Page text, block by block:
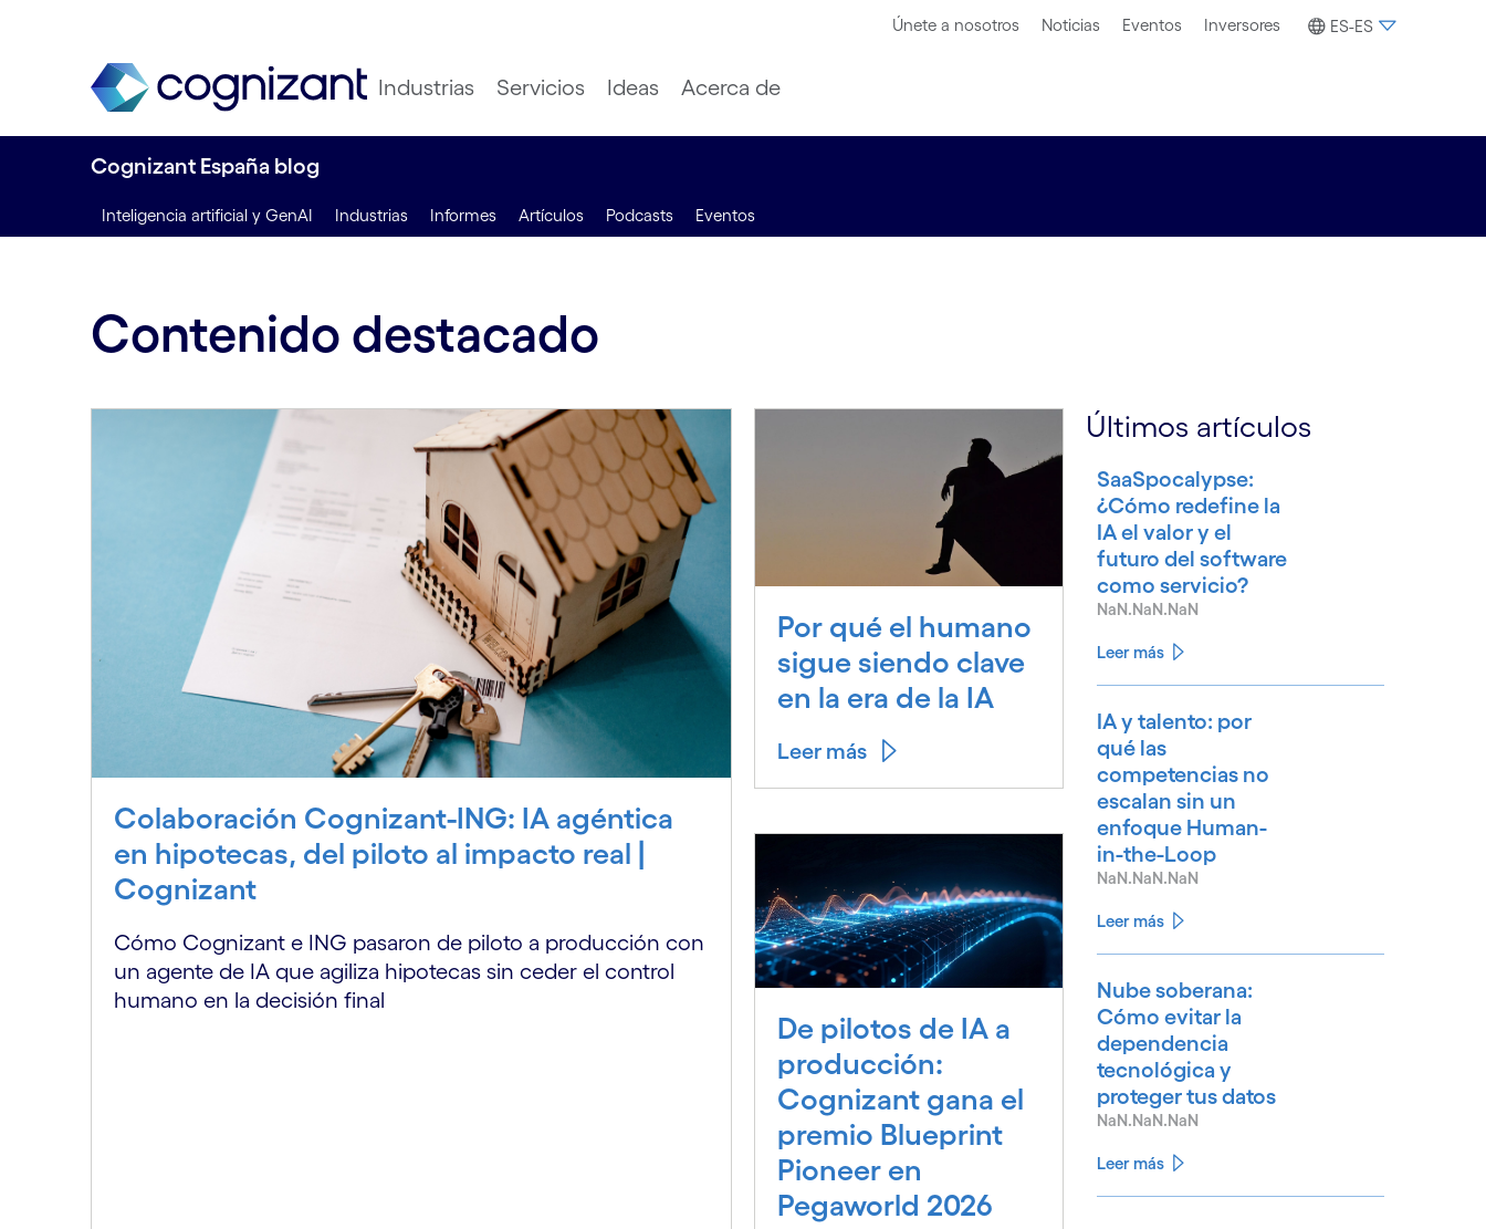
Únete a nosotros Noticias Eventos Inversores ES-ES
Industrias Servicios Ideas Acerca de
Cognizant España blog
Inteligencia artificial y GenAI Industrias Informes Artículos Podcasts Eventos
Contenido destacado
Colaboración Cognizant-ING: IA agéntica
en hipotecas, del piloto al impacto real |
Cognizant
Cómo Cognizant e ING pasaron de piloto a producción con
un agente de IA que agiliza hipotecas sin ceder el control
humano en la decisión final
Por qué el humano
sigue siendo clave
en la era de la IA
Leer más
De pilotos de IA a
producción:
Cognizant gana el
premio Blueprint
Pioneer en
Pegaworld 2026
Últimos artículos
SaaSpocalypse:
¿Cómo redefine la
IA el valor y el
futuro del software
como servicio?
NaN.NaN.NaN
Leer más
IA y talento: por
qué las
competencias no
escalan sin un
enfoque Human-
in-the-Loop
NaN.NaN.NaN
Leer más
Nube soberana:
Cómo evitar la
dependencia
tecnológica y
proteger tus datos
NaN.NaN.NaN
Leer más